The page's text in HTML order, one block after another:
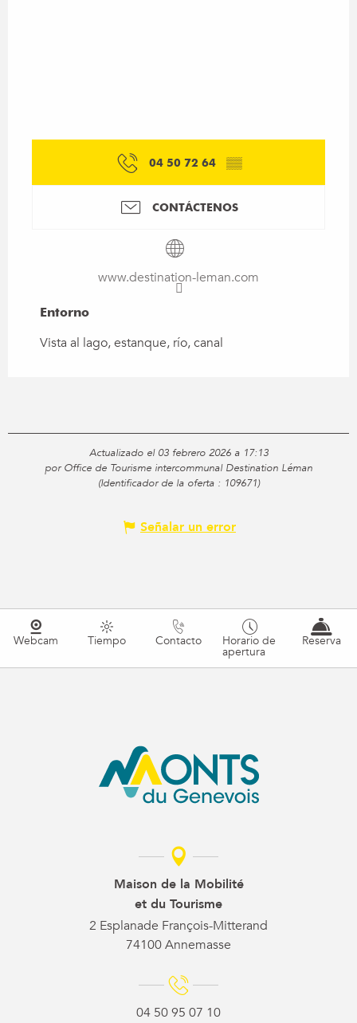
04 50 72 64 ▒▒
CONTÁCTENOS
www.destination-leman.com
Entorno
Entorno
Vista al lago, estanque, río, canal
Actualizado el 03 febrero 2026 a 17:13
por Office de Tourisme intercommunal Destination Léman
(Identificador de la oferta : 109671)
Señalar un error
Webcam Tiempo Contacto Horario de
apertura
Reserva
Maison de la Mobilité
et du Tourisme
2 Esplanade François-Mitterand
74100 Annemasse
04 50 95 07 10